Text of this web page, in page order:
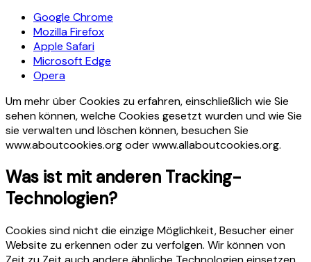
Google Chrome
Mozilla Firefox
Apple Safari
Microsoft Edge
Opera
Um mehr über Cookies zu erfahren, einschließlich wie Sie
sehen können, welche Cookies gesetzt wurden und wie Sie
sie verwalten und löschen können, besuchen Sie
www.aboutcookies.org oder www.allaboutcookies.org.
Was ist mit anderen Tracking-
Technologien?
Cookies sind nicht die einzige Möglichkeit, Besucher einer
Website zu erkennen oder zu verfolgen. Wir können von